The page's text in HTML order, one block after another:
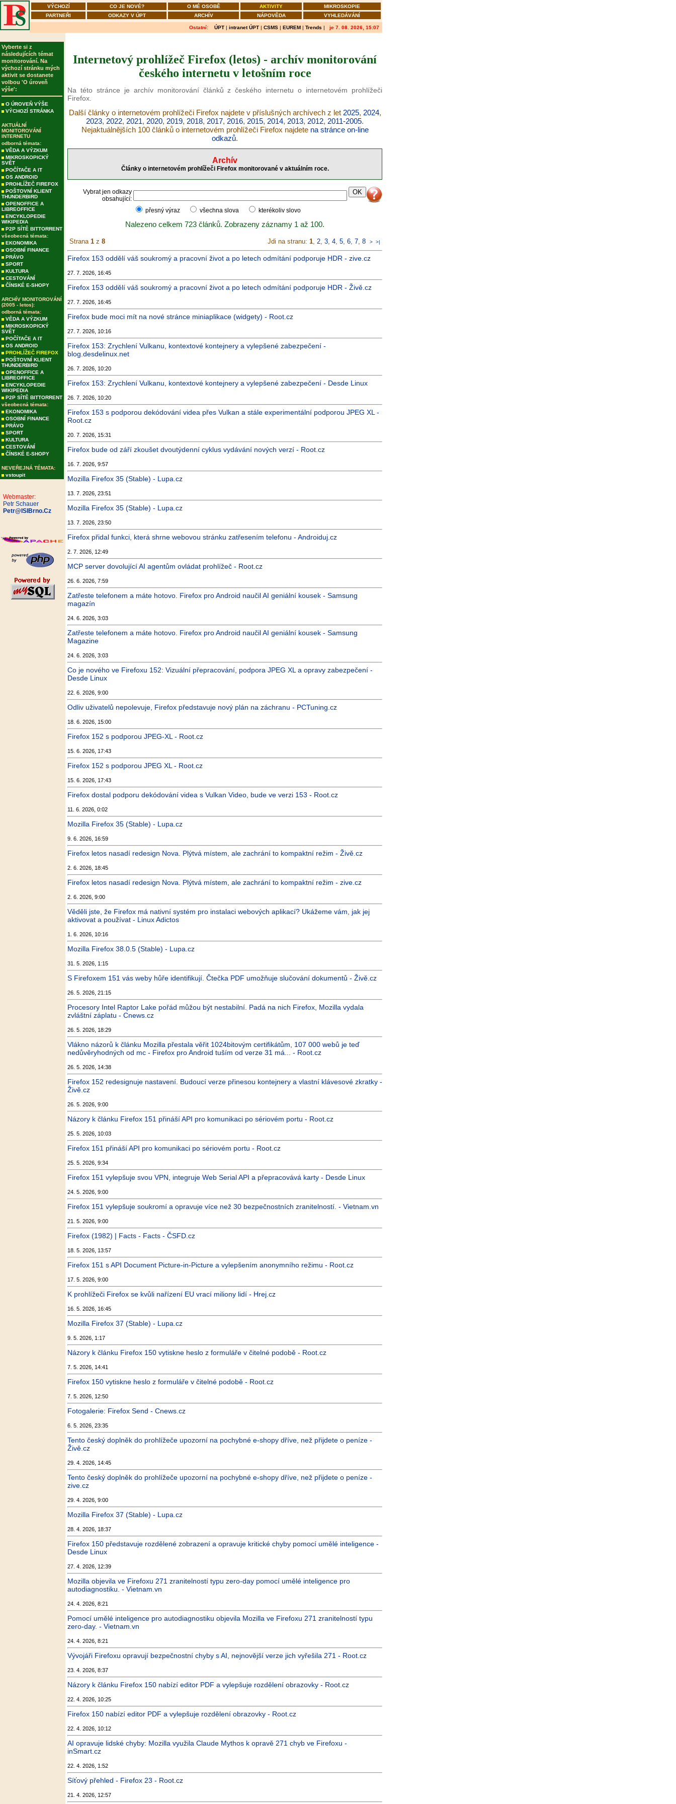
VÝCHOZÍ CO JE NOVÉ? O MÉ OSOBĚ AKTIVITY
MIKROSKOPIE
PARTNEŘI
ODKAZY V ÚPT ARCHÍV NÁPOVĚDA VYHLEDÁVÁNÍ
Ostatní: ÚPT | intranet ÚPT | CSMS | EUREM | Trends | je 7. 08. 2026, 15:07
Vyberte si z
následujících témat
monitorování. Na
výchozí stránku mých
aktivit se dostanete
volbou 'O úroveň
výše':
O ÚROVEŇ VÝŠE
VÝCHOZÍ STRÁNKA
AKTUÁLNÍ
MONITOROVÁNÍ
INTERNETU
odborná témata:
VĚDA A VÝZKUM
MIKROSKOPICKÝ
SVĚT
POČÍTAČE A IT
OS ANDROID
PROHLÍŽEČ FIREFOX
POŠTOVNÍ KLIENT
THUNDERBIRD
OPENOFFICE A
LIBREOFFICE
ENCYKLOPEDIE
WIKIPEDIA
P2P SÍTĚ BITTORRENT
všeobecná témata:
EKONOMIKA
OSOBNÍ FINANCE
PRÁVO
SPORT
KULTURA
CESTOVÁNÍ
ČÍNSKÉ E-SHOPY
ARCHÍV MONITOROVÁNÍ
(2005 - letos):
odborná témata:
VĚDA A VÝZKUM
MIKROSKOPICKÝ
SVĚT
POČÍTAČE A IT
OS ANDROID
PROHLÍŽEČ FIREFOX
POŠTOVNÍ KLIENT
THUNDERBIRD
OPENOFFICE A
LIBREOFFICE
ENCYKLOPEDIE
WIKIPEDIA
P2P SÍTĚ BITTORRENT
všeobecná témata:
EKONOMIKA
OSOBNÍ FINANCE
PRÁVO
SPORT
KULTURA
CESTOVÁNÍ
ČÍNSKÉ E-SHOPY
NEVEŘEJNÁ TÉMATA:
vstoupit
Webmaster:
Petr Schauer
Petr@ISIBrno.Cz
Internetový prohlížeč Firefox (letos) - archív monitorování
českého internetu v letošním roce
Na této stránce je archív monitorování článků z českého internetu o internetovém prohlížeči
Firefox.
Další články o internetovém prohlížeči Firefox najdete v příslušných archívech z let 2025, 2024,
2023, 2022, 2021, 2020, 2019, 2018, 2017, 2016, 2015, 2014, 2013, 2012, 2011-2005.
Nejaktuálnějších 100 článků o internetovém prohlížeči Firefox najdete na stránce on-line
odkazů.
Archív
Články o internetovém prohlížeči Firefox monitorované v aktuálním roce.
Vybrat jen odkazy
obsahující:
přesný výraz
všechna slova kterékoliv slovo
Nalezeno celkem 723 článků. Zobrazeny záznamy 1 až 100.
Strana 1 z 8 Jdi na stranu: 1, 2, 3, 4, 5, 6, 7, 8 > >|
Firefox 153 oddělí váš soukromý a pracovní život a po letech odmítání podporuje HDR - zive.cz
27. 7. 2026, 16:45
Firefox 153 oddělí váš soukromý a pracovní život a po letech odmítání podporuje HDR - Živě.cz
27. 7. 2026, 16:45
Firefox bude moci mít na nové stránce miniaplikace (widgety) - Root.cz
27. 7. 2026, 10:16
Firefox 153: Zrychlení Vulkanu, kontextové kontejnery a vylepšené zabezpečení -
blog.desdelinux.net
26. 7. 2026, 10:20
Firefox 153: Zrychlení Vulkanu, kontextové kontejnery a vylepšené zabezpečení - Desde Linux
26. 7. 2026, 10:20
Firefox 153 s podporou dekódování videa přes Vulkan a stále experimentální podporou JPEG XL -
Root.cz
20. 7. 2026, 15:31
Firefox bude od září zkoušet dvoutýdenní cyklus vydávání nových verzí - Root.cz
16. 7. 2026, 9:57
Mozilla Firefox 35 (Stable) - Lupa.cz
13. 7. 2026, 23:51
Mozilla Firefox 35 (Stable) - Lupa.cz
13. 7. 2026, 23:50
Firefox přidal funkci, která shrne webovou stránku zatřesením telefonu - Androiduj.cz
2. 7. 2026, 12:49
MCP server dovolující AI agentům ovládat prohlížeč - Root.cz
26. 6. 2026, 7:59
Zatřeste telefonem a máte hotovo. Firefox pro Android naučil AI geniální kousek - Samsung
magazín
24. 6. 2026, 3:03
Zatřeste telefonem a máte hotovo. Firefox pro Android naučil AI geniální kousek - Samsung
Magazine
24. 6. 2026, 3:03
Co je nového ve Firefoxu 152: Vizuální přepracování, podpora JPEG XL a opravy zabezpečení -
Desde Linux
22. 6. 2026, 9:00
Odliv uživatelů nepolevuje, Firefox představuje nový plán na záchranu - PCTuning.cz
18. 6. 2026, 15:00
Firefox 152 s podporou JPEG-XL - Root.cz
15. 6. 2026, 17:43
Firefox 152 s podporou JPEG XL - Root.cz
15. 6. 2026, 17:43
Firefox dostal podporu dekódování videa s Vulkan Video, bude ve verzi 153 - Root.cz
11. 6. 2026, 0:02
Mozilla Firefox 35 (Stable) - Lupa.cz
9. 6. 2026, 16:59
Firefox letos nasadí redesign Nova. Plýtvá místem, ale zachrání to kompaktní režim - Živě.cz
2. 6. 2026, 18:45
Firefox letos nasadí redesign Nova. Plýtvá místem, ale zachrání to kompaktní režim - zive.cz
2. 6. 2026, 9:00
Věděli jste, že Firefox má nativní systém pro instalaci webových aplikací? Ukážeme vám, jak jej
aktivovat a používat - Linux Adictos
1. 6. 2026, 10:16
Mozilla Firefox 38.0.5 (Stable) - Lupa.cz
31. 5. 2026, 1:15
S Firefoxem 151 vás weby hůře identifikují. Čtečka PDF umožňuje slučování dokumentů - Živě.cz
26. 5. 2026, 21:15
Procesory Intel Raptor Lake pořád můžou být nestabilní. Padá na nich Firefox, Mozilla vydala
zvláštní záplatu - Cnews.cz
26. 5. 2026, 18:29
Vlákno názorů k článku Mozilla přestala věřit 1024bitovým certifikátům, 107 000 webů je teď
nedůvěryhodných od mc - Firefox pro Android tuším od verze 31 má... - Root.cz
26. 5. 2026, 14:38
Firefox 152 redesignuje nastavení. Budoucí verze přinesou kontejnery a vlastní klávesové zkratky -
Živě.cz
26. 5. 2026, 9:00
Názory k článku Firefox 151 přináší API pro komunikaci po sériovém portu - Root.cz
25. 5. 2026, 10:03
Firefox 151 přináší API pro komunikaci po sériovém portu - Root.cz
25. 5. 2026, 9:34
Firefox 151 vylepšuje svou VPN, integruje Web Serial API a přepracovává karty - Desde Linux
24. 5. 2026, 9:00
Firefox 151 vylepšuje soukromí a opravuje více než 30 bezpečnostních zranitelností. - Vietnam.vn
21. 5. 2026, 9:00
Firefox (1982) | Facts - Facts - ČSFD.cz
18. 5. 2026, 13:57
Firefox 151 s API Document Picture-in-Picture a vylepšením anonymního režimu - Root.cz
17. 5. 2026, 9:00
K prohlížeči Firefox se kvůli nařízení EU vrací miliony lidí - Hrej.cz
16. 5. 2026, 16:45
Mozilla Firefox 37 (Stable) - Lupa.cz
9. 5. 2026, 1:17
Názory k článku Firefox 150 vytiskne heslo z formuláře v čitelné podobě - Root.cz
7. 5. 2026, 14:41
Firefox 150 vytiskne heslo z formuláře v čitelné podobě - Root.cz
7. 5. 2026, 12:50
Fotogalerie: Firefox Send - Cnews.cz
6. 5. 2026, 23:35
Tento český doplněk do prohlížeče upozorní na pochybné e-shopy dříve, než přijdete o peníze -
Živě.cz
29. 4. 2026, 14:45
Tento český doplněk do prohlížeče upozorní na pochybné e-shopy dříve, než přijdete o peníze -
zive.cz
29. 4. 2026, 9:00
Mozilla Firefox 37 (Stable) - Lupa.cz
28. 4. 2026, 18:37
Firefox 150 představuje rozdělené zobrazení a opravuje kritické chyby pomocí umělé inteligence -
Desde Linux
27. 4. 2026, 12:39
Mozilla objevila ve Firefoxu 271 zranitelností typu zero-day pomocí umělé inteligence pro
autodiagnostiku. - Vietnam.vn
24. 4. 2026, 8:21
Pomocí umělé inteligence pro autodiagnostiku objevila Mozilla ve Firefoxu 271 zranitelností typu
zero-day. - Vietnam.vn
24. 4. 2026, 8:21
Vývojáři Firefoxu opravují bezpečnostní chyby s AI, nejnovější verze jich vyřešila 271 - Root.cz
23. 4. 2026, 8:37
Názory k článku Firefox 150 nabízí editor PDF a vylepšuje rozdělení obrazovky - Root.cz
22. 4. 2026, 10:25
Firefox 150 nabízí editor PDF a vylepšuje rozdělení obrazovky - Root.cz
22. 4. 2026, 10:12
AI opravuje lidské chyby: Mozilla využila Claude Mythos k opravě 271 chyb ve Firefoxu -
inSmart.cz
22. 4. 2026, 1:52
Síťový přehled - Firefox 23 - Root.cz
21. 4. 2026, 12:57